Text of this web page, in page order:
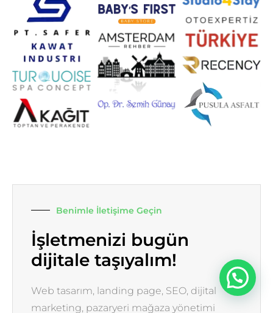
Benimle İletişime Geçin
İşletmenizi bugün
dijitale taşıyalım!
Web tasarım, landing page, SEO, dijital
marketing, pazaryeri mağaza yönetimi